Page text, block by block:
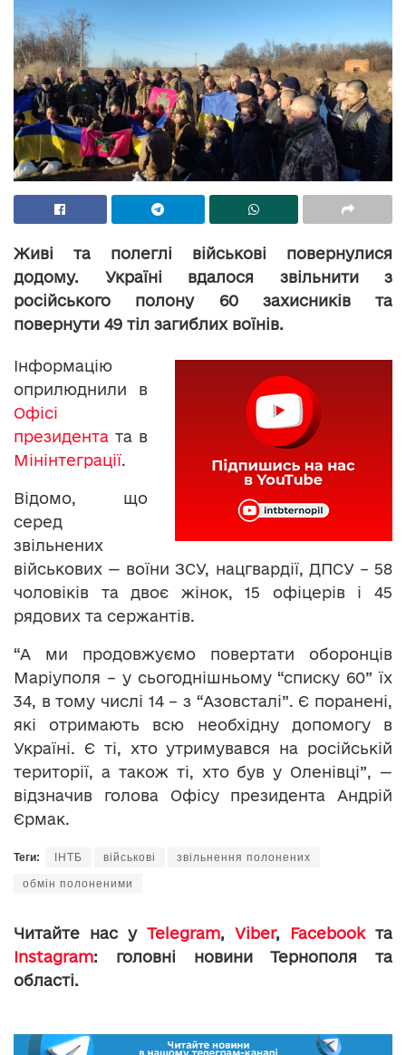
Живі та полеглі військові повернулися
додому. Україні вдалося звільнити з
російського полону 60 захисників та
повернути 49 тіл загиблих воїнів.
Інформацію
оприлюднили в
Офісі
президента та в
Мінінтеграції.
Відомо, що
серед
звільнених
військових — воїни ЗСУ, нацгвардії, ДПСУ – 58
чоловіків та двоє жінок, 15 офіцерів і 45
рядових та сержантів.
“А ми продовжуємо повертати оборонців
Маріуполя – у сьогоднішньому “списку 60” їх
34, в тому числі 14 – з “Азовсталі”. Є поранені,
які отримають всю необхідну допомогу в
Україні. Є ті, хто утримувався на російській
території, а також ті, хто був у Оленівці”, —
відзначив голова Офісу президента Андрій
Єрмак.
Теги: ІНТБ військові звільнення полонених
обмін полоненими
Читайте нас у Telegram, Viber, Facebookта
Instagram: головні новини Тернополя та
області.